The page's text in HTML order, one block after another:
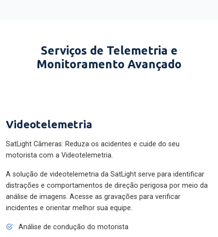
Serviços de Telemetria e
Monitoramento Avançado
Videotelemetria
SatLight Câmeras: Reduza os acidentes e cuide do seu
motorista com a Videotelemetria.
A solução de videotelemetria da SatLight serve para identificar
distrações e comportamentos de direção perigosa por meio da
análise de imagens. Acesse as gravações para verificar
incidentes e orientar melhor sua equipe.
Análise de condução do motorista